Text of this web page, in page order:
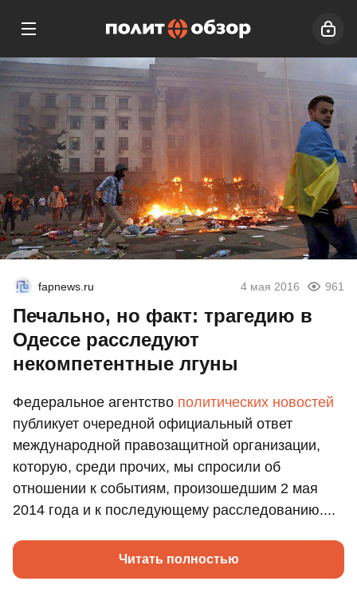
fapnews.ru 4 мая 2016 961
Печально, но факт: трагедию в
Одессе расследуют
некомпетентные лгуны
Федеральное агентство политических новостей
публикует очередной официальный ответ
международной правозащитной организации,
которую, среди прочих, мы спросили об
отношении к событиям, произошедшим 2 мая
2014 года и к последующему расследованию....
Читать полностью